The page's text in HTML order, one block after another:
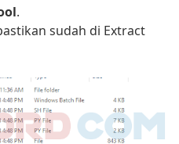
.
sudah di Extract